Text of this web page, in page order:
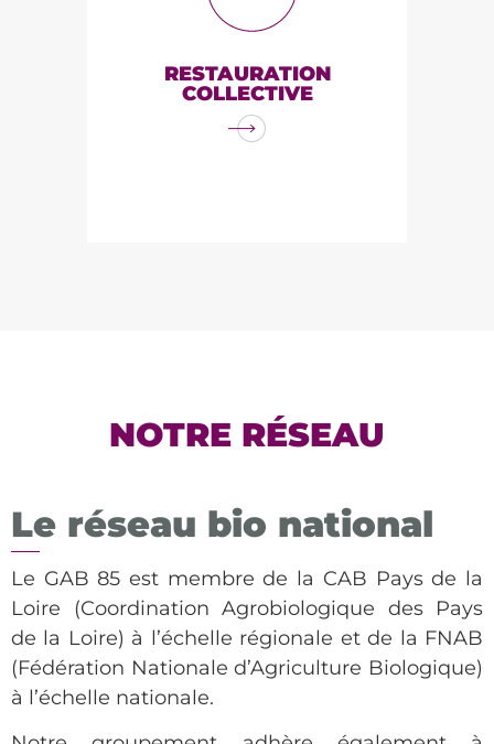
RESTAURATION
COLLECTIVE
Accroissement de la part de
bio local en restauration
formations, visites de fermes
auprès des acteurs de la
restauration collective, appui à
la rédaction de marchés
NOTRE RÉSEAU
Le réseau bio national
Le GAB 85 est membre de la CAB Pays de la
Loire (Coordination Agrobiologique des Pays
de la Loire) à l’échelle régionale et de la FNAB
(Fédération Nationale d’Agriculture Biologique)
à l’échelle nationale.